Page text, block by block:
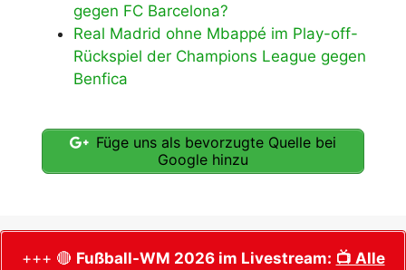
gegen FC Barcelona?
Real Madrid ohne Mbappé im Play-off-
Rückspiel der Champions League gegen
Benfica
Füge uns als bevorzugte Quelle bei
Google hinzu
+++ 🔴 Fußball-WM 2026 im Livestream: 📺 Alle